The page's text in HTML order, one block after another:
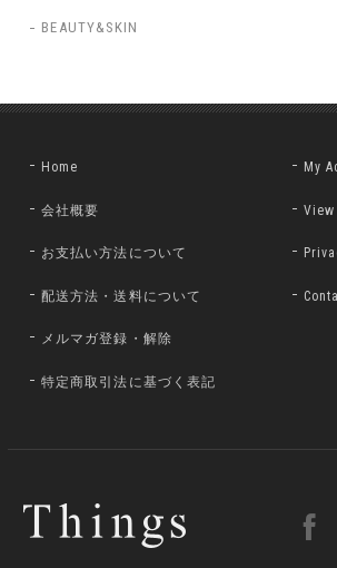
BEAUTY&SKIN
Home
会社概要
お支払い方法について
配送方法・送料について
メルマガ登録・解除
特定商取引法に基づく表記
My
View